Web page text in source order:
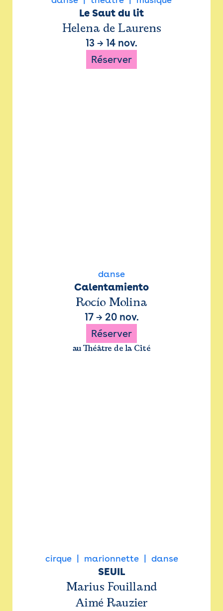
Le Saut du lit
Helena de Laurens
13 → 14 nov.
Réserver
danse
Calentamiento
Rocío Molina
17→ 20 nov.
Réserver
au Théâtre de la Cité
cirque marionnette danse
SEUIL
Marius Fouilland
Aimé Rauzier